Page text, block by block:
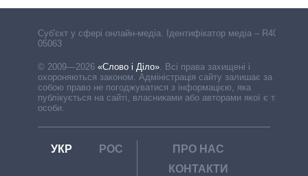
Cуб'єкт у сфері онлайн-медіа. Ідентифікатор медіа – R40-
05063
© 2009—2026 «Слово і Діло». Всі права захищені і
охороняються законом. Адміністрація сайту залишає за
собою право не погоджуватися з інформацією, яка
публікується на сайті, власниками або авторами якої є треті
особи.
УКР РОС
ПРО НАС
КОНТАКТИ